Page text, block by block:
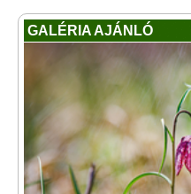
GALÉRIA AJÁNLÓ